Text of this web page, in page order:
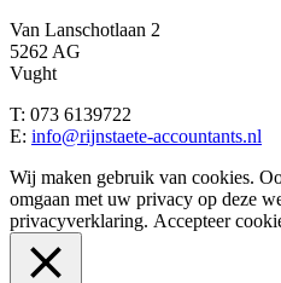
Van Lanschotlaan 2
5262 AG
Vught
T: 073 6139722
E: info@rijnstaete-accountants.nl
Wij maken gebruik van cookies.
omgaan met uw privacy op deze
privacyverklaring. Accepteer